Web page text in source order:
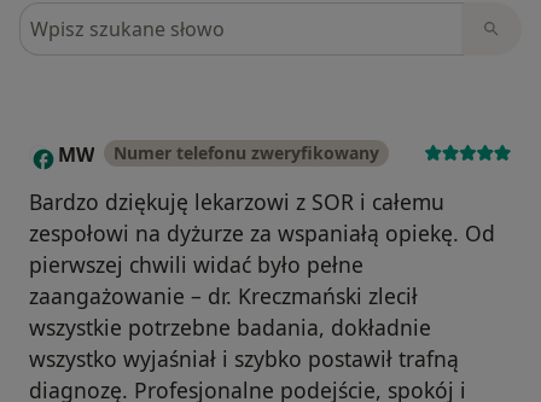
Szukaj w opiniach
M MW Numer telefonu zweryfikowany
Bardzo dziękuję lekarzowi z SOR i całemu
zespołowi na dyżurze za wspaniałą opiekę. Od
pierwszej chwili widać było pełne
zaangażowanie – dr. Kreczmański zlecił
wszystkie potrzebne badania, dokładnie
wszystko wyjaśniał i szybko postawił trafną
diagnozę. Profesjonalne podejście, spokój i